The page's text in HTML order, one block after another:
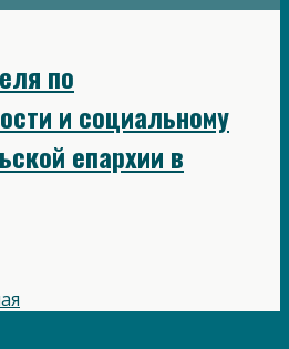
по
и социальному
епархии в